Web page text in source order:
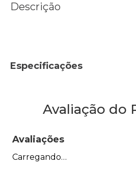
Descrição
Especificações
Avaliação do
Avaliações
Carregando…